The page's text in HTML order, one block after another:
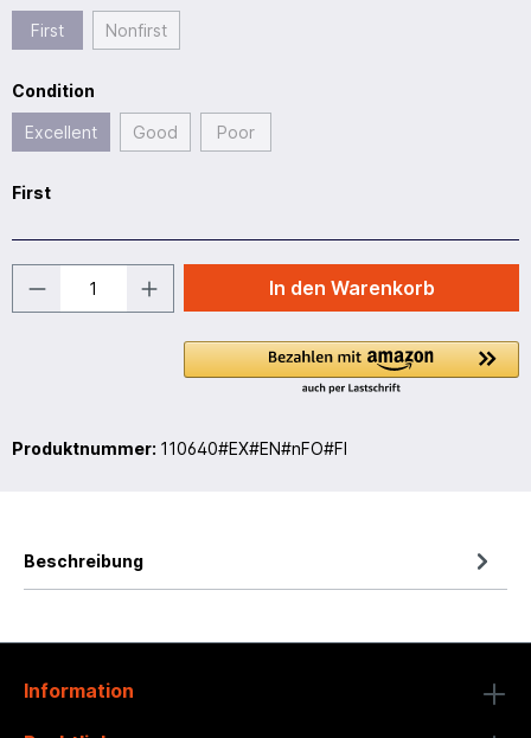
First Nonfirst
Condition
Excellent Good Poor
First
In den Warenkorb
Produktnummer: 110640#EX#EN#nFO#FI
Beschreibung
Information